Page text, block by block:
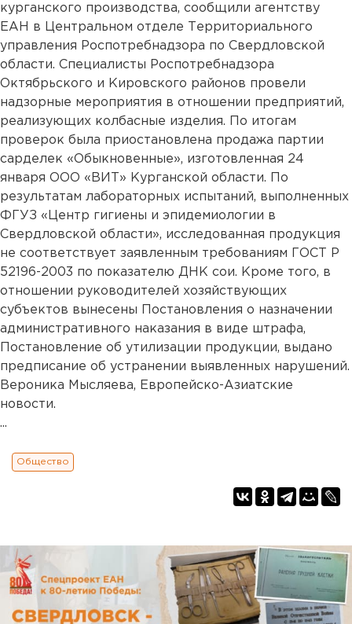
курганского производства, сообщили агентству
ЕАН в Центральном отделе Территориального
управления Роспотребнадзора по Свердловской
области. Специалисты Роспотребнадзора
Октябрьского и Кировского районов провели
надзорные мероприятия в отношении предприятий,
реализующих колбасные изделия. По итогам
проверок была приостановлена продажа партии
сарделек «Обыкновенные», изготовленная 24
января ООО «ВИТ» Курганской области. По
результатам лабораторных испытаний, выполненных
ФГУЗ «Центр гигиены и эпидемиологии в
Свердловской области», исследованная продукция
не соответствует заявленным требованиям ГОСТ Р
52196-2003 по показателю ДНК сои. Кроме того, в
отношении руководителей хозяйствующих
субъектов вынесены Постановления о назначении
административного наказания в виде штрафа,
Постановление об утилизации продукции, выдано
предписание об устранении выявленных нарушений.
Вероника Мысляева, Европейско-Азиатские
новости.
...
Общество